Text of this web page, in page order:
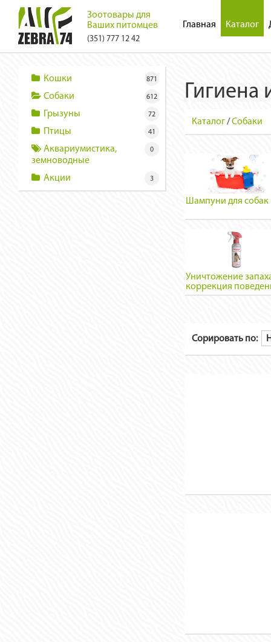
Зоотовары для
Ваших питомцев
(351) 777 12 42
Главная Каталог
Кошки 871
Собаки 612
Грызуны 72
Птицы 41
Аквариумистика,
земноводные
0
Акции 3
Гигиена
Каталог/Собаки
Шампуни для собак
Уничтожение
коррекция
Сорировать по: